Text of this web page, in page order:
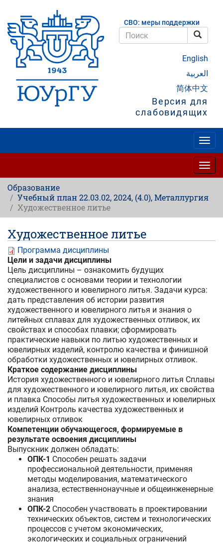
основному
содержанию
СВО: меры поддержки
English
العربية
简体中文
Версия для
слабовидящих
Образование
Учебный план 22.03.02, 2024, (4.0), Металлургия
Художественное литье
Художественное литье
Программа дисциплины
Цели и задачи дисциплины
Цель дисциплины – ознакомить будущих
специалистов с основами теории и технологии
художественного и ювелирного литья. Задачи курса:
дать представления об истории развития
художественного и ювелирного литья и знания о
литейных сплавах для художественных отливок, их
свойствах и способах плавки; сформировать
практические навыки по литью художественных и
ювелирных изделий, контролю качества и финишной
обработки художественных и ювелирных отливок.
Краткое содержание дисциплины
История художественного и ювелирного литья Сплавы
для художественного и ювелирного литья, их свойства
и плавка Способы литья художественных и ювелирных
изделий Контроль качества художественных и
ювелирных отливок
Компетенции обучающегося, формируемые в
результате освоения дисциплины
Выпускник должен обладать:
ОПК-1 Способен решать задачи
профессиональной деятельности, применяя
методы моделирования, математического
анализа, естественнонаучные и общеинженерные
знания
ОПК-2 Способен участвовать в проектировании
технических объектов, систем и технологических
процессов с учетом экономических,
экологических и социальных ограничений